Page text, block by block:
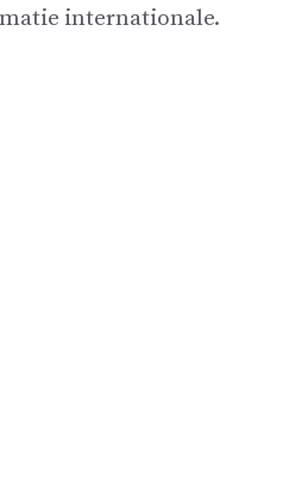
internationale.